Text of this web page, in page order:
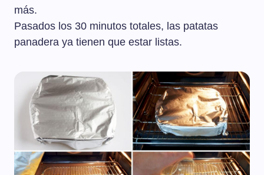
más.
Pasados los 30 minutos totales, las patatas
panadera ya tienen que estar listas.